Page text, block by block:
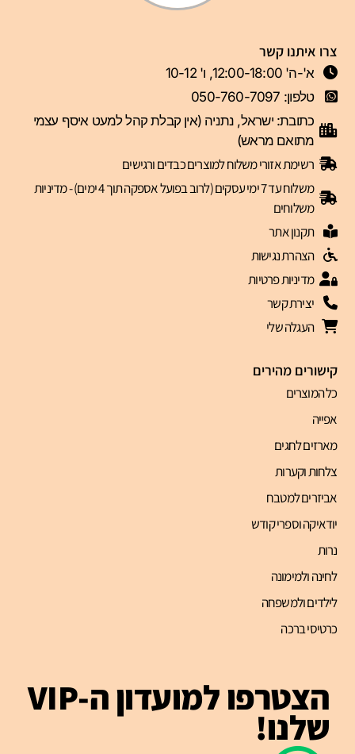
קישורים מהירים
כל המוצרים
אפייה
מארזים לחגים
צלחות וקערות
אביזרים למטבח
יודאיקה וספרי קודש
נרות
לחינה ולמימונה
לילדים ולמשפחה
כרטיסי ברכה
צרו איתנו קשר
א'-ה' 12:00-18:00, ו' 10-12
טלפון: 050-760-7097
כתובת: ישראל, נתניה (אין קבלת קהל למעט איסף עצמי
מתואם מראש)
רשימת אזורי משלוח למוצרים כבדים ורגישים
משלוח עד 7 ימי עסקים (לרוב בפועל אספקה תוך 4 ימים) - מדיניות
משלוחים
תקנון אתר
הצהרת נגישות
מדיניות פרטיות
יצירת קשר
העגלה שלי
הצטרפו למועדון ה-VIP
שלנו!